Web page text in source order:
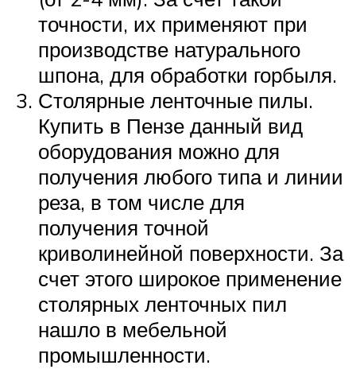
точности, их применяют при
производстве натурального
шпона, для обработки горбыля.
Столярные ленточные пилы.
Купить в Пензе данный вид
оборудования можно для
получения любого типа и линии
реза, в том числе для
получения точной
криволинейной поверхности. За
счет этого широкое применение
столярных ленточных пил
нашло в мебельной
промышленности.